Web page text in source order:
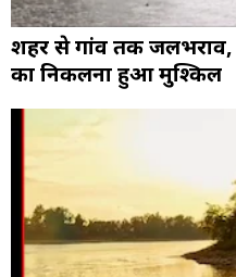
शहर से गांव तक जलभराव,
का निकलना हुआ मुश्किल